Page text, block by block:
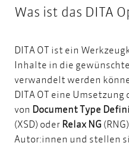
Was ist das DITA
DITA OT ist ein
Inhalte in die
verwandelt werden
DITA OT eine
von Document Type
(XSD) oder Relax NG
Autor:innen und stellen